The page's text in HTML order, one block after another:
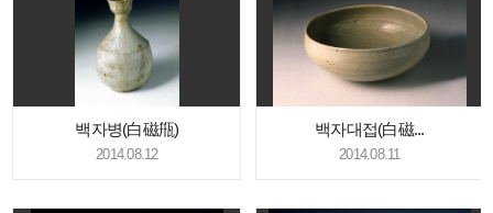
백자병(白磁甁)
2014.08.12
백자대접(白磁...
2014.08.11